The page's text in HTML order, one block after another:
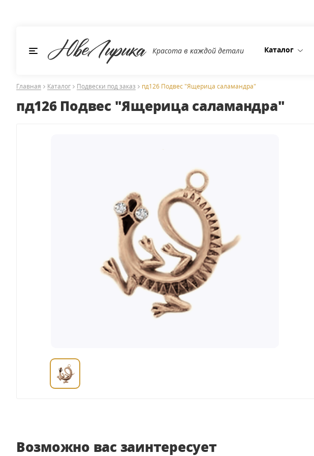
Красота в каждой детали Каталог
Главная Каталог Подвески под заказ пд126 Подвес "Ящерица саламандра"
пд126 Подвес "Ящерица саламандра"
Возможно вас заинтересует